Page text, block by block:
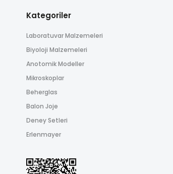
Kategoriler
Laboratuvar Malzemeleri
Biyoloji Malzemeleri
Anotomik Modeller
Mikroskoplar
Beherglas
Balon Joje
Deney Setleri
Erlenmayer